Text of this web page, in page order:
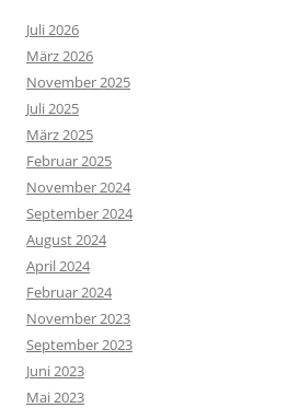
Juli 2026
März 2026
November 2025
Juli 2025
März 2025
Februar 2025
November 2024
September 2024
August 2024
April 2024
Februar 2024
November 2023
September 2023
Juni 2023
Mai 2023